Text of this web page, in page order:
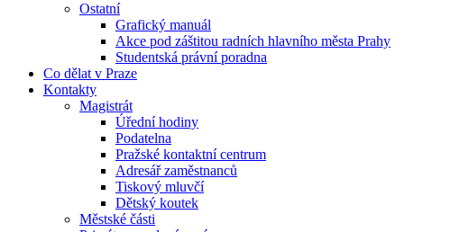
Ostatní
Grafický manuál
Akce pod záštitou radních hlavního města Prahy
Studentská právní poradna
Co dělat v Praze
Kontakty
Magistrát
Úřední hodiny
Podatelna
Pražské kontaktní centrum
Adresář zaměstnanců
Tiskový mluvčí
Dětský koutek
Městské části